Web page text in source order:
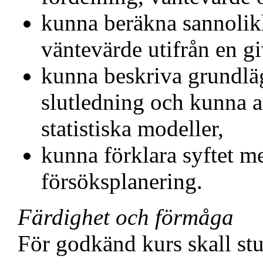
kunna beräkna
väntevärde utifrån en
kunna beskriva
slutledning och kunna
statistiska modeller,
kunna förklara syftet
försöksplanering.
Färdighet och förmåga
För godkänd kurs skall